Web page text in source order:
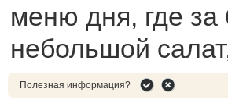
меню дня, где
небольшой
Полезная информация?